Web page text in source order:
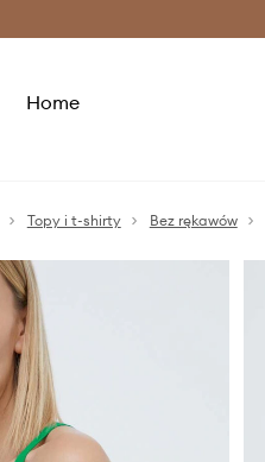
Home
Topy i t-shirty Bez rękawów